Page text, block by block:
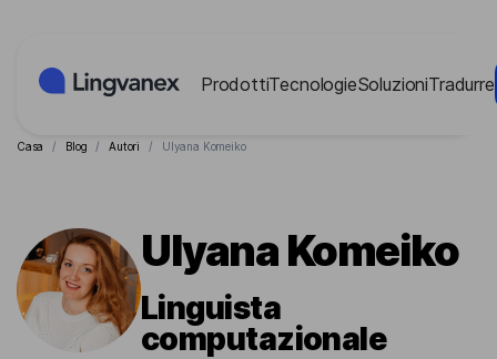
ProdottiTecnologieSoluzioniTradurre
Casa / Blog / Autori / Ulyana Komeiko
Ulyana Komeiko
Linguista
computazionale